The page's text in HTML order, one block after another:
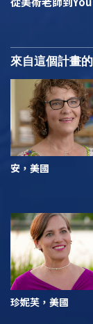
來自這個計畫的
安，美國
珍妮芙，美國